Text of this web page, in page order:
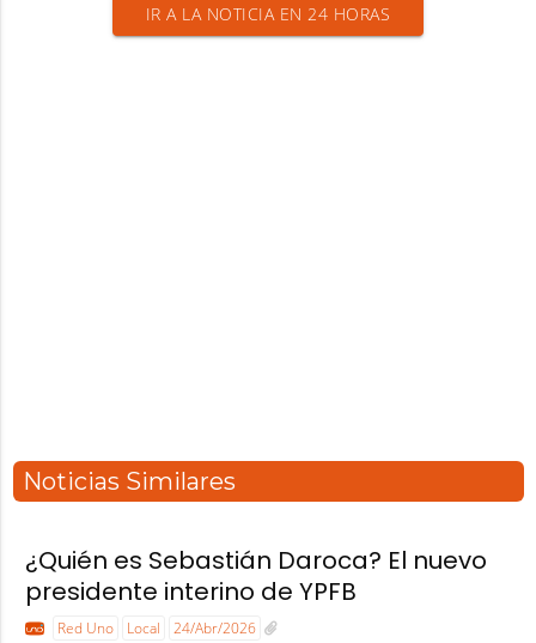
IR A LA NOTICIA EN 24 HORAS
Noticias Similares
¿Quién es Sebastián Daroca? El nuevo
presidente interino de YPFB
Red Uno Local 24/Abr/2026